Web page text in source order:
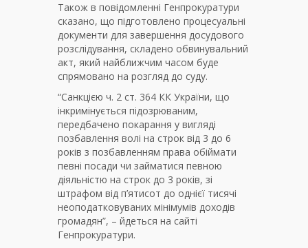
Також в повідомленні Генпрокуратури
сказано, що підготовлено процесуальні
документи для завершення досудового
розслідування, складено обвинувальний
акт, який найближчим часом буде
спрямовано на розгляд до суду.
“Санкцією ч. 2 ст. 364 КК України, що
інкримінується підозрюваним,
передбачено покарання у вигляді
позбавлення волі на строк від 3 до 6
років з позбавленням права обіймати
певні посади чи займатися певною
діяльністю на строк до 3 років, зі
штрафом від п’ятисот до однієї тисячі
неоподатковуваних мінімумів доходів
громадян”, – йдеться на сайті
Генпрокуратури.